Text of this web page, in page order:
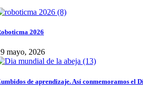
2026
mayo, 2026
de aprendizaje. Así conmemoramos el